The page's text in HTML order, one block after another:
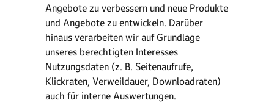
Angebote zu verbessern und neue Produkte
und Angebote zu entwickeln. Darüber
hinaus verarbeiten wir auf Grundlage
unseres berechtigten Interesses
Nutzungsdaten (z. B. Seitenaufrufe,
Klickraten, Verweildauer, Downloadraten)
auch für interne Auswertungen.